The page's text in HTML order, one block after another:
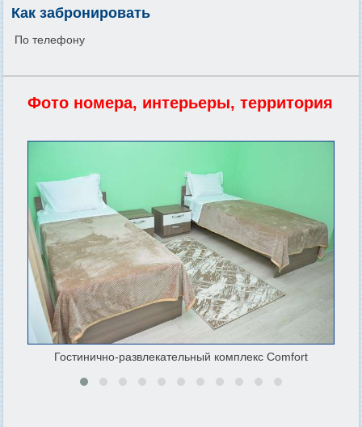
Как забронировать
По телефону
Фото номера, интерьеры, территория
Гостинично-развлекательный комплекс Comfort